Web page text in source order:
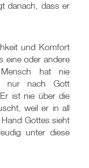
danach, dass er
und Komfort
eine oder andere
hat nie
nur nach Gott
ist nie über die
weil er in all
Gottes sieht
unter diese